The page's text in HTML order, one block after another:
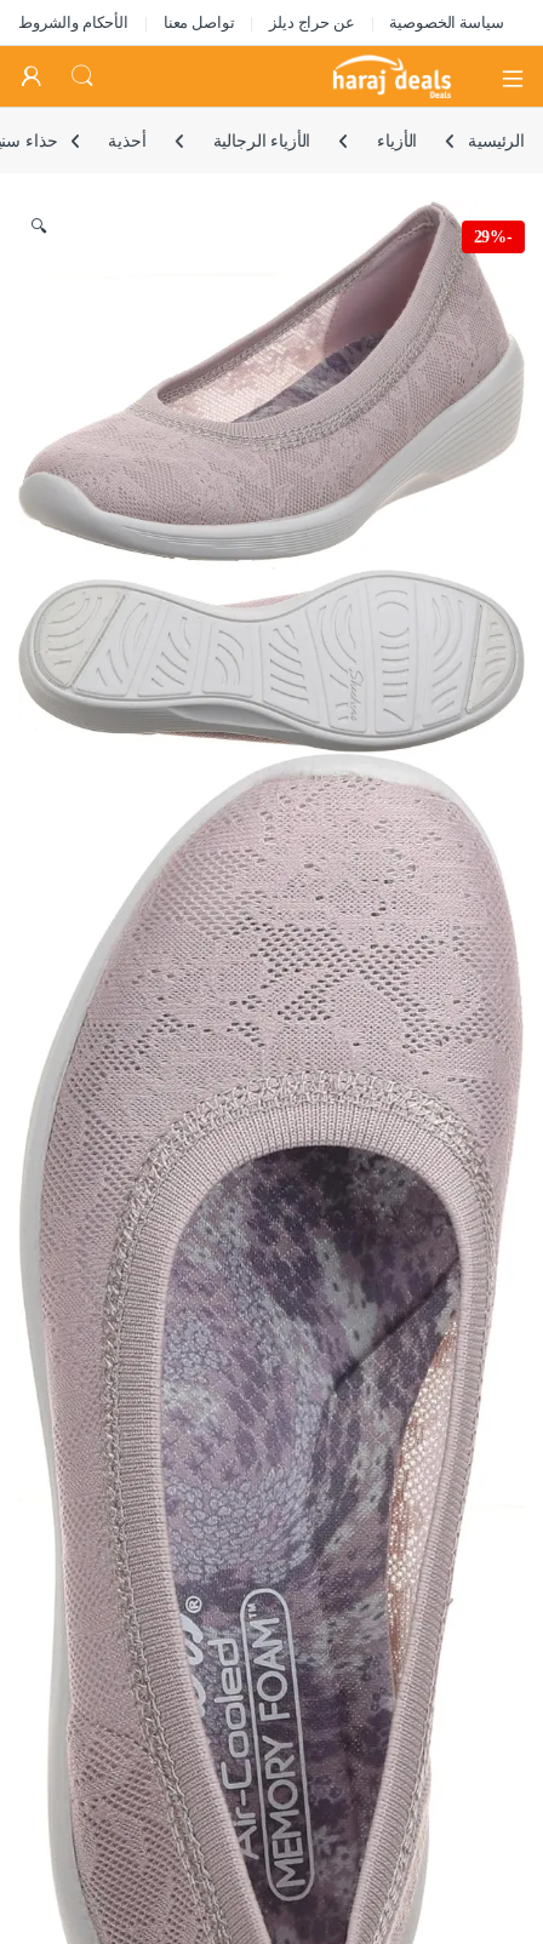
سياسة الخصوصية عن حراج ديلز تواصل معنا الأحكام والشروط
Open
الرئيسية الأزياء الأزياء الرجالية أحذية حذاء
-
29%
🔍